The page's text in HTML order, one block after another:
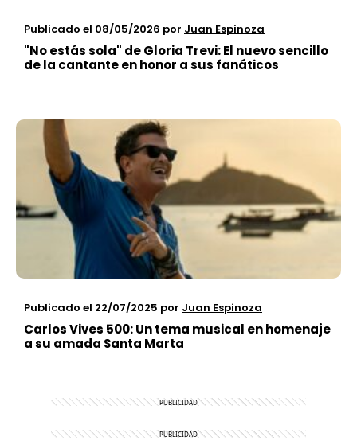
Publicado el 08/05/2026 por Juan Espinoza
"No estás sola" de Gloria Trevi: El nuevo sencillo
de la cantante en honor a sus fanáticos
Publicado el 22/07/2025 por Juan Espinoza
Carlos Vives 500: Un tema musical en homenaje
a su amada Santa Marta